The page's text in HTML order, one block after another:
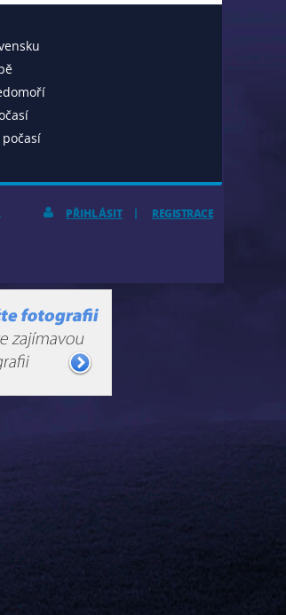
REGISTRACE
PŘIHLÁSIT